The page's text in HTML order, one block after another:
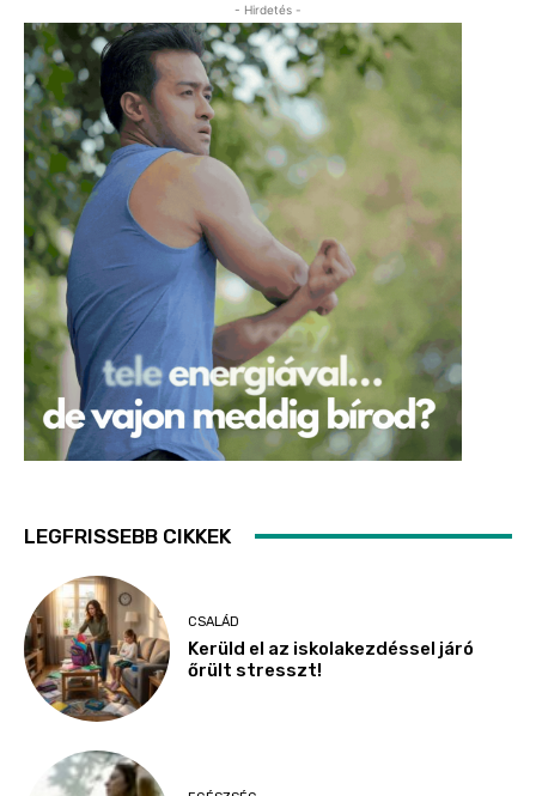
- Hirdetés -
LEGFRISSEBB CIKKEK
CSALÁD
Kerüld el az iskolakezdéssel járó
őrült stresszt!